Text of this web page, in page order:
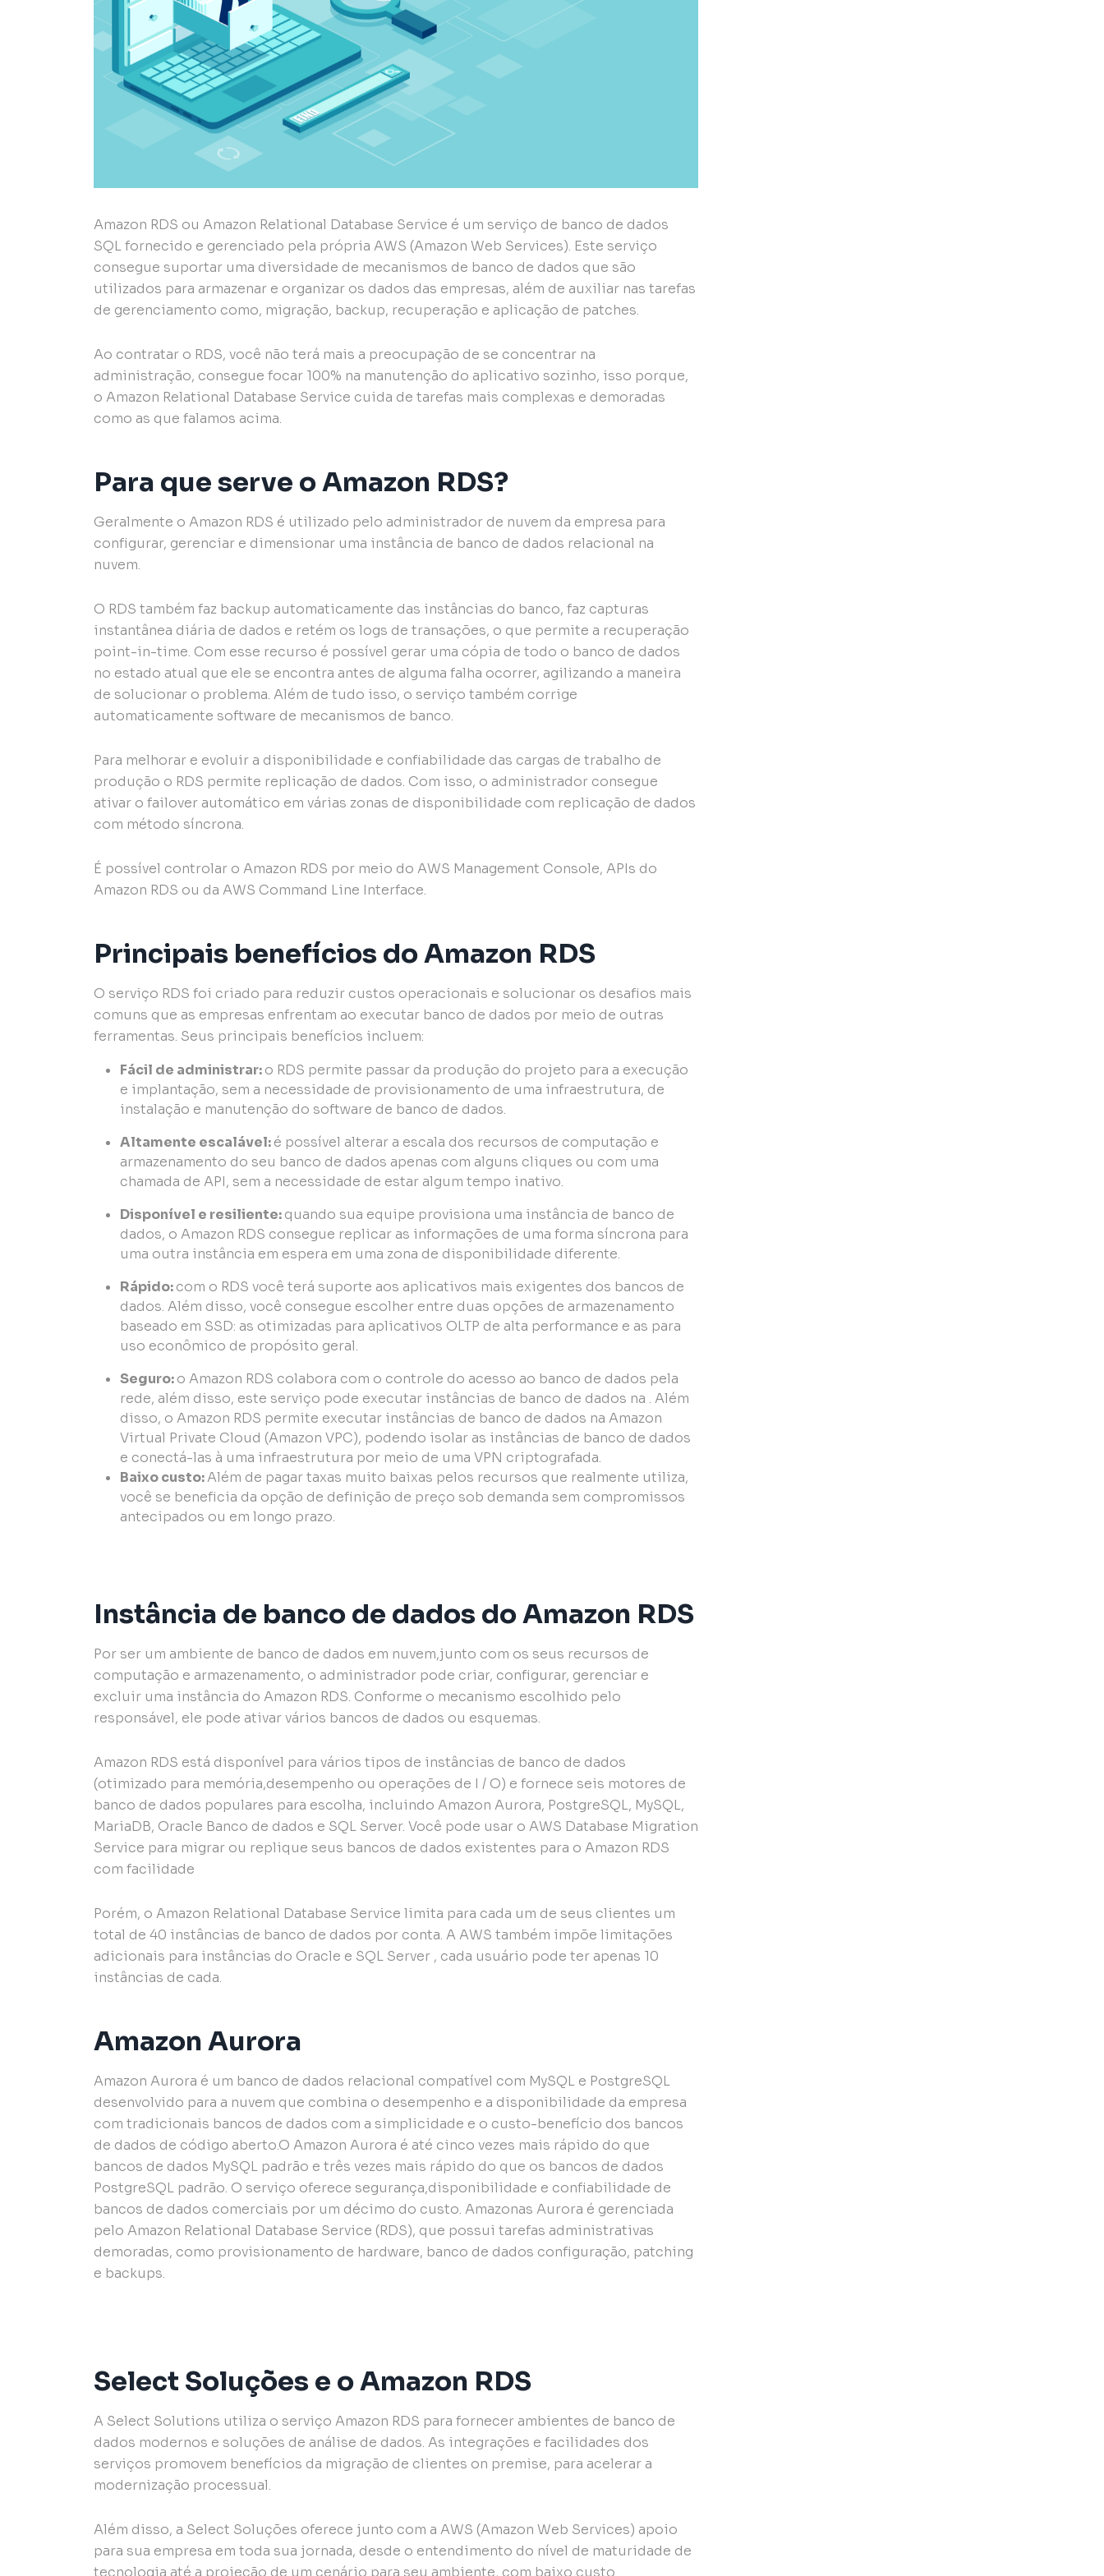
Amazon RDS ou Amazon Relational Database Service é um serviço de banco de dados
SQL fornecido e gerenciado pela própria AWS (Amazon Web Services). Este serviço
consegue suportar uma diversidade de mecanismos de banco de dados que são
utilizados para armazenar e organizar os dados das empresas, além de auxiliar nas tarefas
de gerenciamento como, migração, backup, recuperação e aplicação de patches.
Ao contratar o RDS, você não terá mais a preocupação de se concentrar na
administração, consegue focar 100% na manutenção do aplicativo sozinho, isso porque,
o Amazon Relational Database Service cuida de tarefas mais complexas e demoradas
como as que falamos acima.
Para que serve o Amazon RDS?
Geralmente o Amazon RDS é utilizado pelo administrador de nuvem da empresa para
configurar, gerenciar e dimensionar uma instância de banco de dados relacional na
nuvem.
O RDS também faz backup automaticamente das instâncias do banco, faz capturas
instantânea diária de dados e retém os logs de transações, o que permite a recuperação
point-in-time. Com esse recurso é possível gerar uma cópia de todo o banco de dados
no estado atual que ele se encontra antes de alguma falha ocorrer, agilizando a maneira
de solucionar o problema. Além de tudo isso, o serviço também corrige
automaticamente software de mecanismos de banco.
Para melhorar e evoluir a disponibilidade e confiabilidade das cargas de trabalho de
produção o RDS permite replicação de dados. Com isso, o administrador consegue
ativar o failover automático em várias zonas de disponibilidade com replicação de dados
com método síncrona.
É possível controlar o Amazon RDS por meio do AWS Management Console, APIs do
Amazon RDS ou da AWS Command Line Interface.
Principais benefícios do Amazon RDS
O serviço RDS foi criado para reduzir custos operacionais e solucionar os desafios mais
comuns que as empresas enfrentam ao executar banco de dados por meio de outras
ferramentas. Seus principais benefícios incluem:
Fácil de administrar:o RDS permite passar da produção do projeto para a execução
e implantação, sem a necessidade de provisionamento de uma infraestrutura, de
instalação e manutenção do software de banco de dados.
Altamente escalável:é possível alterar a escala dos recursos de computação e
armazenamento do seu banco de dados apenas com alguns cliques ou com uma
chamada de API, sem a necessidade de estar algum tempo inativo.
Disponível e resiliente:quando sua equipe provisiona uma instância de banco de
dados, o Amazon RDS consegue replicar as informações de uma forma síncrona para
uma outra instância em espera em uma zona de disponibilidade diferente.
Rápido:com o RDS você terá suporte aos aplicativos mais exigentes dos bancos de
dados. Além disso, você consegue escolher entre duas opções de armazenamento
baseado em SSD: as otimizadas para aplicativos OLTP de alta performance e as para
uso econômico de propósito geral.
Seguro:o Amazon RDS colabora com o controle do acesso ao banco de dados pela
rede, além disso, este serviço pode executar instâncias de banco de dados na . Além
disso, o Amazon RDS permite executar instâncias de banco de dados na Amazon
Virtual Private Cloud (Amazon VPC), podendo isolar as instâncias de banco de dados
e conectá-las à uma infraestrutura por meio de uma VPN criptografada.
Baixo custo:Além de pagar taxas muito baixas pelos recursos que realmente utiliza,
você se beneficia da opção de definição de preço sob demanda sem compromissos
antecipados ou em longo prazo.
Instância de banco de dados do Amazon RDS
Por ser um ambiente de banco de dados em nuvem,junto com os seus recursos de
computação e armazenamento, o administrador pode criar, configurar, gerenciar e
excluir uma instância do Amazon RDS. Conforme o mecanismo escolhido pelo
responsável, ele pode ativar vários bancos de dados ou esquemas.
Amazon RDS está disponível para vários tipos de instâncias de banco de dados
(otimizado para memória,desempenho ou operações de I / O) e fornece seis motores de
banco de dados populares para escolha, incluindo Amazon Aurora, PostgreSQL, MySQL,
MariaDB, Oracle Banco de dados e SQL Server. Você pode usar o AWS Database Migration
Service para migrar ou replique seus bancos de dados existentes para o Amazon RDS
com facilidade
Porém, o Amazon Relational Database Service limita para cada um de seus clientes um
total de 40 instâncias de banco de dados por conta. A AWS também impõe limitações
adicionais para instâncias do Oracle e SQL Server , cada usuário pode ter apenas 10
instâncias de cada.
Amazon Aurora
Amazon Aurora é um banco de dados relacional compatível com MySQL e PostgreSQL
desenvolvido para a nuvem que combina o desempenho e a disponibilidade da empresa
com tradicionais bancos de dados com a simplicidade e o custo-benefício dos bancos
de dados de código aberto.O Amazon Aurora é até cinco vezes mais rápido do que
bancos de dados MySQL padrão e três vezes mais rápido do que os bancos de dados
PostgreSQL padrão. O serviço oferece segurança,disponibilidade e confiabilidade de
bancos de dados comerciais por um décimo do custo. Amazonas Aurora é gerenciada
pelo Amazon Relational Database Service (RDS), que possui tarefas administrativas
demoradas, como provisionamento de hardware, banco de dados configuração, patching
e backups.
Select Soluções e o Amazon RDS
A Select Solutions utiliza o serviço Amazon RDS para fornecer ambientes de banco de
dados modernos e soluções de análise de dados. As integrações e facilidades dos
serviços promovem benefícios da migração de clientes on premise, para acelerar a
modernização processual.
Além disso, a Select Soluções oferece junto com a AWS (Amazon Web Services) apoio
para sua empresa em toda sua jornada, desde o entendimento do nível de maturidade de